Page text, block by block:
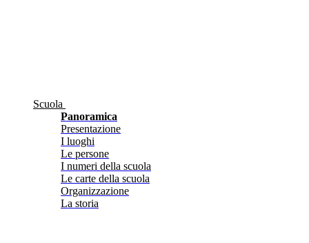
Scuola
Panoramica
Presentazione
I luoghi
Le persone
I numeri della scuola
Le carte della scuola
Organizzazione
La storia